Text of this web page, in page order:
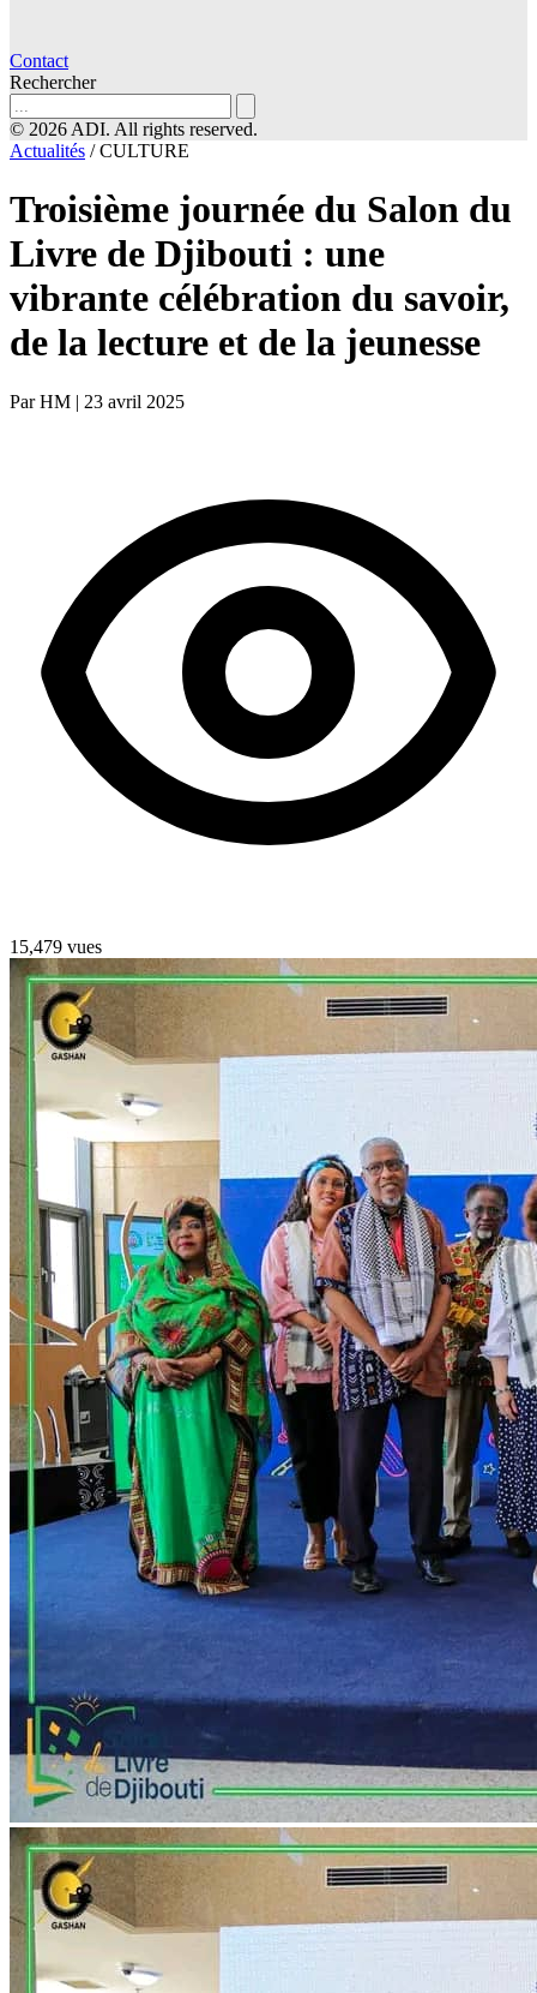
Contact
Rechercher
© 2026 ADI. All rights reserved.
Actualités / CULTURE
Troisième journée du Salon du
Livre de Djibouti : une
vibrante célébration du savoir,
de la lecture et de la jeunesse
Par HM | 23 avril 2025
15,479 vues